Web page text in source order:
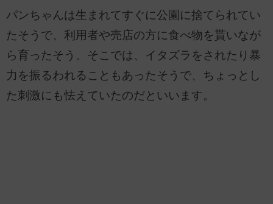
パンちゃんは生まれてすぐに公園に捨てられてい
たそうで、利用者や売店の方に食べ物を貰いなが
ら育ったそう。そこでは、イタズラをされたり暴
力を振るわれることもあったそうで、ちょっとし
た刺激にも怯えていたのだといいます。